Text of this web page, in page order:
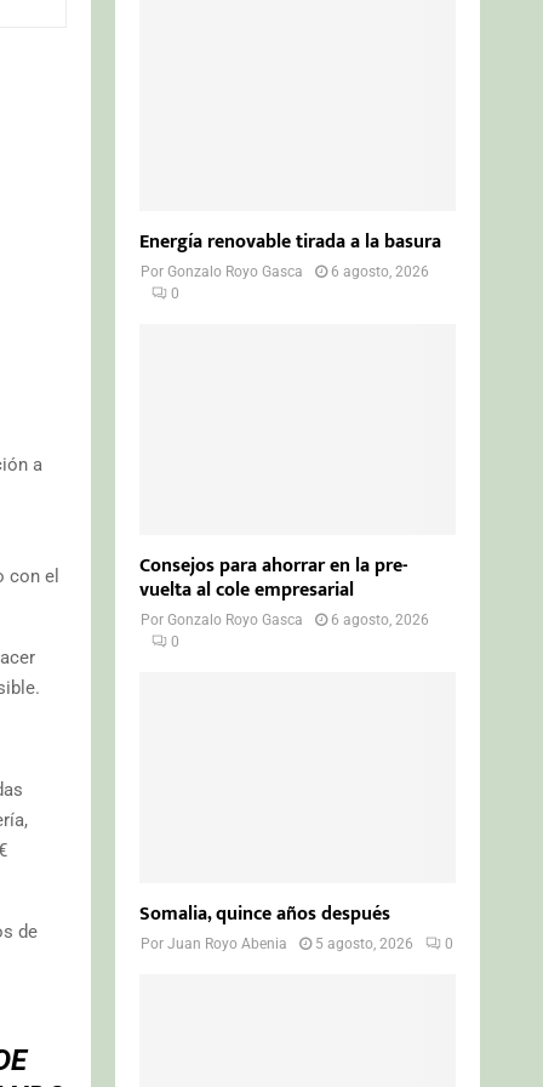
a
con el
de
Energía renovable tirada a la basura
PorGonzalo Royo Gasca
6 agosto, 2026
0
Consejos para ahorrar en la pre-
vuelta al cole empresarial
PorGonzalo Royo Gasca
6 agosto, 2026
0
Somalia, quince años después
PorJuan Royo Abenia 5 agosto, 2026 0